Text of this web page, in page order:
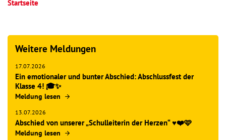
Startseite
Weitere Meldungen
17.07.2026
Ein emotionaler und bunter Abschied: Abschlussfest der
Klasse 4! 🎓✨
Meldung lesen
13.07.2026
Abschied von unserer „Schulleiterin der Herzen“ ♥️❤️🩷
Meldung lesen